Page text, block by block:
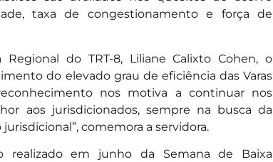
taxa de congestionamento e força de
Regional do TRT-8, Liliane Calixto Cohen, o
do elevado grau de eficiência das Varas
nos motiva a continuar nos
aos jurisdicionados, sempre na busca da
comemora a servidora.
realizado em junho da Semana de Baixa